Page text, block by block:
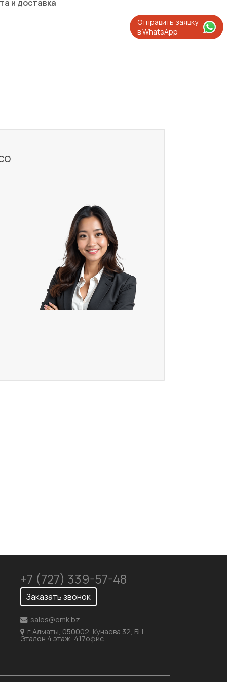
Отправить заявку
в WhatsApp
и доставка
+7 (727) 339-57-48
Заказать звонок
sales@emk.bz
г.Алматы, 050002, Кунаева 32, БЦ
Эталон 4 этаж, 417офис